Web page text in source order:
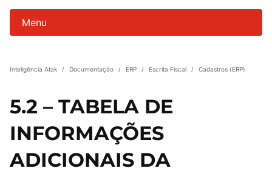
Menu
Inteligência Atak / Documentação / ERP / Escrita Fiscal / Cadastros (ERP)
5.2 – TABELA DE
INFORMAÇÕES
ADICIONAIS DA